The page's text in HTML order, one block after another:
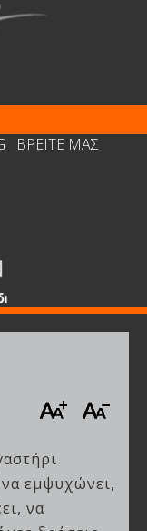
ΒΡΕΙΤΕ ΜΑΣ
να εμψυχώνει,
να